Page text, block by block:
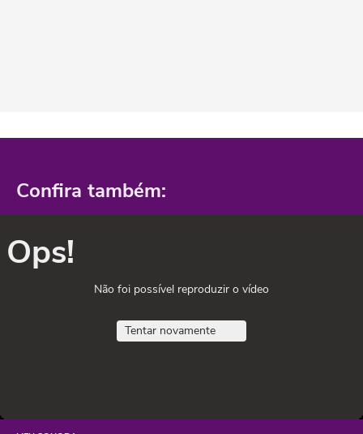
Confira também:
Ops!
Não foi possível reproduzir o vídeo
Tentar novamente